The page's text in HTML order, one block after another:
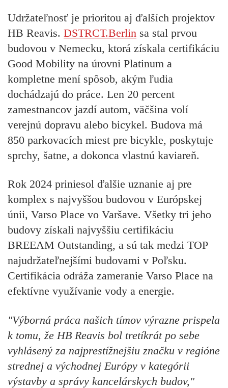
Udržateľnosť je prioritou aj ďalších projektov
HB Reavis. DSTRCT.Berlin sa stal prvou
budovou v Nemecku, ktorá získala certifikáciu
Good Mobility na úrovni Platinum a
kompletne mení spôsob, akým ľudia
dochádzajú do práce. Len 20 percent
zamestnancov jazdí autom, väčšina volí
verejnú dopravu alebo bicykel. Budova má
850 parkovacích miest pre bicykle, poskytuje
sprchy, šatne, a dokonca vlastnú kaviareň.
Rok 2024 priniesol ďalšie uznanie aj pre
komplex s najvyššou budovou v Európskej
únii, Varso Place vo Varšave. Všetky tri jeho
budovy získali najvyššiu certifikáciu
BREEAM Outstanding, a sú tak medzi TOP
najudržateľnejšími budovami v Poľsku.
Certifikácia odráža zameranie Varso Place na
efektívne využívanie vody a energie.
"Výborná práca našich tímov výrazne prispela
k tomu, že HB Reavis bol tretíkrát po sebe
vyhlásený za najprestížnejšiu značku v regióne
strednej a východnej Európy v kategórii
výstavby a správy kancelárskych budov,"